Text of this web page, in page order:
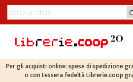
Per gli acquisti online: spese di spedizione
o con tessera fedeltà Librerie.coop